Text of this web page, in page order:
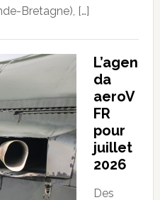
Bretagne), […]
L’agen
da
aeroV
FR
pour
juillet
2026
Des